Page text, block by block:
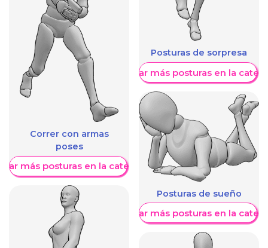
Correr con armas
poses
más posturas en la categoría
Posturas de sorpresa
Mostrar más posturas en la
Posturas de sueño
Mostrar más posturas en la